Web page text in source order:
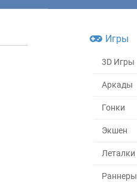
Игры
3D Игры
Аркады
Гонки
Экшен
Леталки
Раннеры